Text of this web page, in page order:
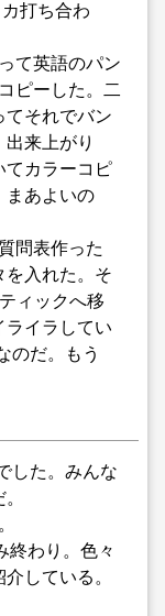
打ち合わ
て英語のパン
ピーした。二
てそれでバン
来上がり
てカラーコピ
まあよいの
問表作った
を入れた。そ
ィックへ移
ライラしてい
のだ。もう
した。みんな
終わり。色々
している。